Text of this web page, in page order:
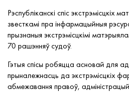
Рэспубліканскі спіс экстрэмісцкіх
звесткамі пра інфармацыйныя
прызнаныя экстрэмісцкімі
70 рашэнняў судоў.
Гэтыя спісы робяцца асновай для
прыналежнасць да экстрэмісцкіх
абмежавання правоў,